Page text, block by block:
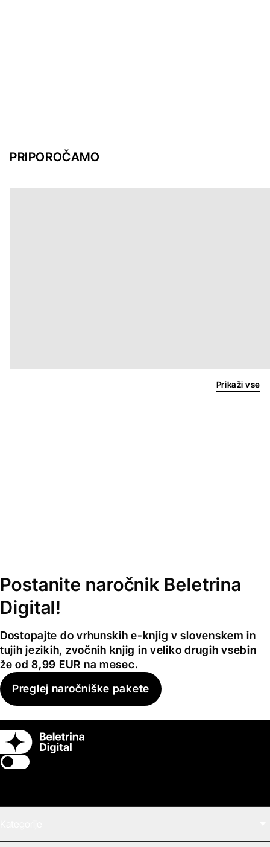
PRIPOROČAMO
Prikaži vse
Postanite naročnik Beletrina
Digital!
Dostopajte do vrhunskih e-knjig v slovenskem in
tujih jezikih, zvočnih knjig in veliko drugih vsebin
že od 8,99 EUR na mesec.
Preglej naročniške pakete
Switch theme